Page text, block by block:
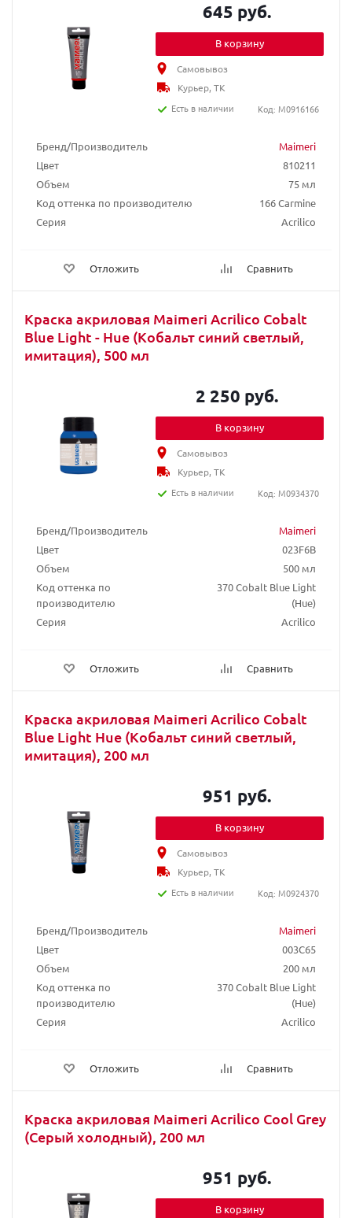
Бренд/Производитель
Maimeri
Цвет
810211
Объем
75 мл
Код оттенка по производителю
166 Carmine
Серия
Acrilico
Отложить Сравнить
645 руб.
В корзину
Самовывоз
Курьер, ТК
Есть в наличии
Код: M0916166
Краска акриловая Maimeri Acrilico Cobalt
Blue Light - Hue (Кобальт синий светлый,
имитация), 500 мл
Бренд/Производитель
Maimeri
Цвет
023F6B
Объем
500 мл
Код оттенка по
производителю
370 Cobalt Blue Light
(Hue)
Серия
Acrilico
Отложить Сравнить
2 250 руб.
В корзину
Самовывоз
Курьер, ТК
Есть в наличии
Код: M0934370
Краска акриловая Maimeri Acrilico Cobalt
Blue Light Hue (Кобальт синий светлый,
имитация), 200 мл
Бренд/Производитель
Maimeri
Цвет
003C65
Объем
200 мл
Код оттенка по
производителю
370 Cobalt Blue Light
(Hue)
Серия
Acrilico
Отложить Сравнить
951 руб.
В корзину
Самовывоз
Курьер, ТК
Есть в наличии
Код: M0924370
Краска акриловая Maimeri Acrilico Cool Grey
(Серый холодный), 200 мл
951 руб.
В корзину